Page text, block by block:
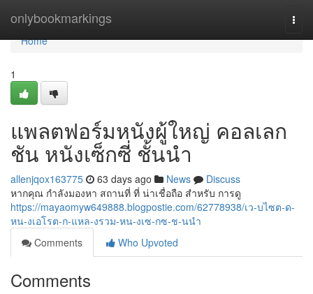
onlybookmarkings
Home
Home
1
แพลตฟอร์มหนังผู้ใหญ่ คอลเลก
ชัน หนังเซ็กซี่ ชั้นนำ
allenjqox163775 63 days ago News
Discuss
หากคุณ กำลังมองหา สถานที่ ที่ น่าเชื่อถือ สำหรับ การดู
https://mayaomyw649888.blogpostie.com/62778938/เว-บไซต-ด-
หน-งเอโรต-ก-แหล-งรวม-หน-งเซ-กซ-ช-นนำ
Comments
Who Upvoted
Comments